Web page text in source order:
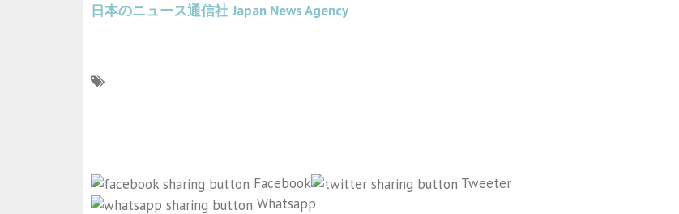
日本のニュース通信社 Japan News Agency
Facebook
Tweeter
Whatsapp